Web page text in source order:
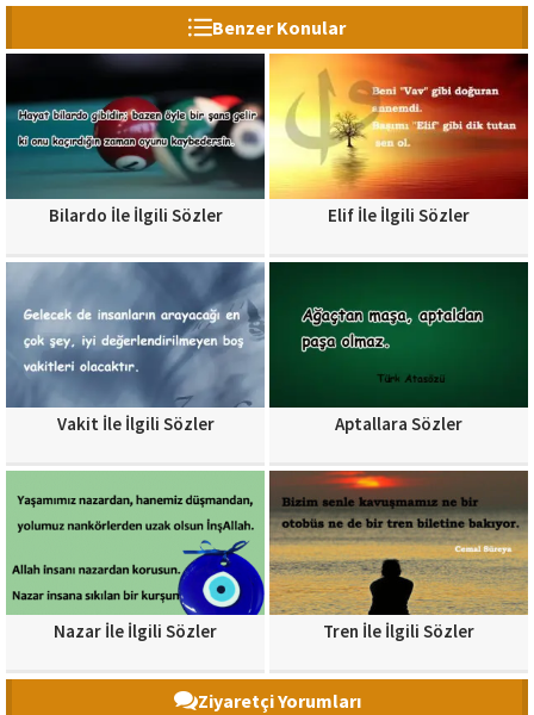
Benzer Konular
Bilardo İle İlgili Sözler Elif İle İlgili Sözler
Vakit İle İlgili Sözler Aptallara Sözler
Nazar İle İlgili Sözler Tren İle İlgili Sözler
Ziyaretçi Yorumları